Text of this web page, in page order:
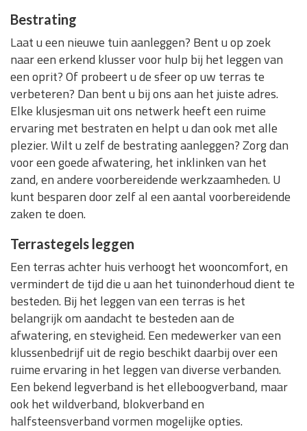
Bestrating
Laat u een nieuwe tuin aanleggen? Bent u op zoek
naar een erkend klusser voor hulp bij het leggen van
een oprit? Of probeert u de sfeer op uw terras te
verbeteren? Dan bent u bij ons aan het juiste adres.
Elke klusjesman uit ons netwerk heeft een ruime
ervaring met bestraten en helpt u dan ook met alle
plezier. Wilt u zelf de bestrating aanleggen? Zorg dan
voor een goede afwatering, het inklinken van het
zand, en andere voorbereidende werkzaamheden. U
kunt besparen door zelf al een aantal voorbereidende
zaken te doen.
Terrastegels leggen
Een terras achter huis verhoogt het wooncomfort, en
vermindert de tijd die u aan het tuinonderhoud dient te
besteden. Bij het leggen van een terras is het
belangrijk om aandacht te besteden aan de
afwatering, en stevigheid. Een medewerker van een
klussenbedrijf uit de regio beschikt daarbij over een
ruime ervaring in het leggen van diverse verbanden.
Een bekend legverband is het elleboogverband, maar
ook het wildverband, blokverband en
halfsteensverband vormen mogelijke opties.